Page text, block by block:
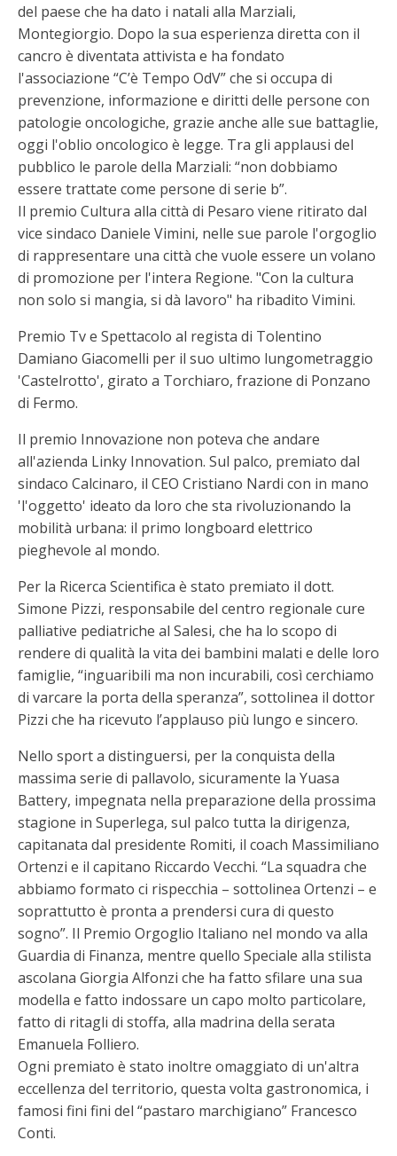
del paese che ha dato i natali alla Marziali,
Montegiorgio. Dopo la sua esperienza diretta con il
cancro è diventata attivista e ha fondato
l'associazione “C’è Tempo OdV” che si occupa di
prevenzione, informazione e diritti delle persone con
patologie oncologiche, grazie anche alle sue battaglie,
oggi l'oblio oncologico è legge. Tra gli applausi del
pubblico le parole della Marziali: “non dobbiamo
essere trattate come persone di serie b”.
Il premio Cultura alla città di Pesaro viene ritirato dal
vice sindaco Daniele Vimini, nelle sue parole l'orgoglio
di rappresentare una città che vuole essere un volano
di promozione per l'intera Regione. "Con la cultura
non solo si mangia, si dà lavoro" ha ribadito Vimini.
Premio Tv e Spettacolo al regista di Tolentino
Damiano Giacomelli per il suo ultimo lungometraggio
'Castelrotto', girato a Torchiaro, frazione di Ponzano
di Fermo.
Il premio Innovazione non poteva che andare
all'azienda Linky Innovation. Sul palco, premiato dal
sindaco Calcinaro, il CEO Cristiano Nardi con in mano
'l'oggetto' ideato da loro che sta rivoluzionando la
mobilità urbana: il primo longboard elettrico
pieghevole al mondo.
Per la Ricerca Scientifica è stato premiato il dott.
Simone Pizzi, responsabile del centro regionale cure
palliative pediatriche al Salesi, che ha lo scopo di
rendere di qualità la vita dei bambini malati e delle loro
famiglie, “inguaribili ma non incurabili, così cerchiamo
di varcare la porta della speranza”, sottolinea il dottor
Pizzi che ha ricevuto l’applauso più lungo e sincero.
Nello sport a distinguersi, per la conquista della
massima serie di pallavolo, sicuramente la Yuasa
Battery, impegnata nella preparazione della prossima
stagione in Superlega, sul palco tutta la dirigenza,
capitanata dal presidente Romiti, il coach Massimiliano
Ortenzi e il capitano Riccardo Vecchi. “La squadra che
abbiamo formato ci rispecchia – sottolinea Ortenzi – e
soprattutto è pronta a prendersi cura di questo
sogno”. Il Premio Orgoglio Italiano nel mondo va alla
Guardia di Finanza, mentre quello Speciale alla stilista
ascolana Giorgia Alfonzi che ha fatto sfilare una sua
modella e fatto indossare un capo molto particolare,
fatto di ritagli di stoffa, alla madrina della serata
Emanuela Folliero.
Ogni premiato è stato inoltre omaggiato di un'altra
eccellenza del territorio, questa volta gastronomica, i
famosi fini fini del “pastaro marchigiano” Francesco
Conti.